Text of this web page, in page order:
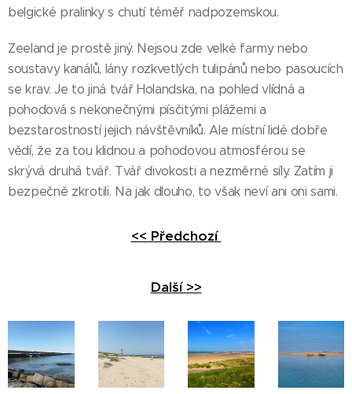
belgické pralinky s chutí téměř nadpozemskou.
Zeeland je prostě jiný. Nejsou zde velké farmy nebo
soustavy kanálů, lány rozkvetlých tulipánů nebo pasoucích
se krav. Je to jiná tvář Holandska, na pohled vlídná a
pohodová s nekonečnými písčitými plážemi a
bezstarostností jejich návštěvníků. Ale místní lidé dobře
vědí, že za tou klidnou a pohodovou atmosférou se
skrývá druhá tvář. Tvář divokosti a nezměrné síly. Zatím ji
bezpečně zkrotili. Na jak dlouho, to však neví ani oni sami.
<< Předchozí
Další >>